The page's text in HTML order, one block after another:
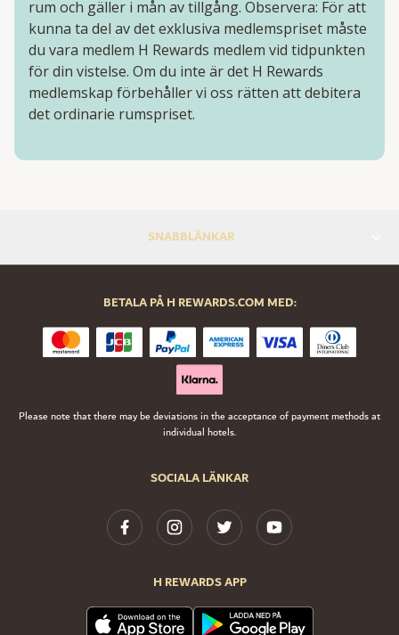
rum och gäller i mån av tillgång. Observera: För att
kunna ta del av det exklusiva medlemspriset måste
du vara medlem H Rewards medlem vid tidpunkten
för din vistelse. Om du inte är det H Rewards
medlemskap förbehåller vi oss rätten att debitera
det ordinarie rumspriset.
SNABBLÄNKAR
SOCIALA LÄNKAR
H REWARDS APP
BETALA PÅ H REWARDS.COM MED:
Please note that there may be deviations in the acceptance of payment methods at
individual hotels.